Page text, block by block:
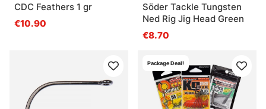
CDC Feathers 1 gr
€10.90
Söder Tackle Tungsten
Ned Rig Jig Head Green
€8.70
Package Deal!